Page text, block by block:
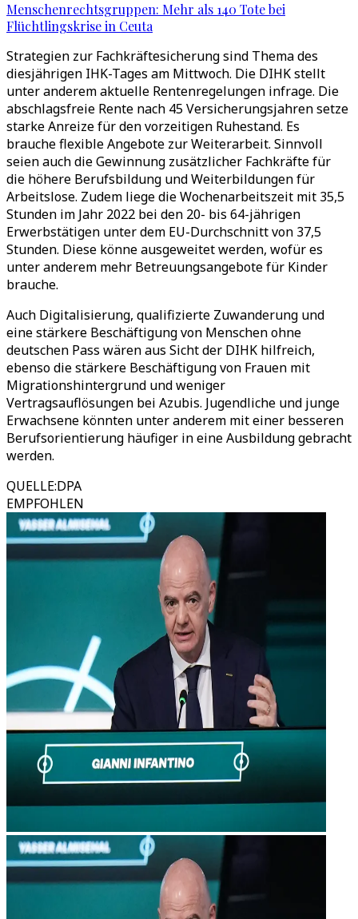
Menschenrechtsgruppen: Mehr als 140 Tote bei
Flüchtlingskrise in Ceuta
Strategien zur Fachkräftesicherung sind Thema des
diesjährigen IHK-Tages am Mittwoch. Die DIHK stellt
unter anderem aktuelle Rentenregelungen infrage. Die
abschlagsfreie Rente nach 45 Versicherungsjahren setze
starke Anreize für den vorzeitigen Ruhestand. Es
brauche flexible Angebote zur Weiterarbeit. Sinnvoll
seien auch die Gewinnung zusätzlicher Fachkräfte für
die höhere Berufsbildung und Weiterbildungen für
Arbeitslose. Zudem liege die Wochenarbeitszeit mit 35,5
Stunden im Jahr 2022 bei den 20- bis 64-jährigen
Erwerbstätigen unter dem EU-Durchschnitt von 37,5
Stunden. Diese könne ausgeweitet werden, wofür es
unter anderem mehr Betreuungsangebote für Kinder
brauche.
Auch Digitalisierung, qualifizierte Zuwanderung und
eine stärkere Beschäftigung von Menschen ohne
deutschen Pass wären aus Sicht der DIHK hilfreich,
ebenso die stärkere Beschäftigung von Frauen mit
Migrationshintergrund und weniger
Vertragsauflösungen bei Azubis. Jugendliche und junge
Erwachsene könnten unter anderem mit einer besseren
Berufsorientierung häufiger in eine Ausbildung gebracht
werden.
QUELLE:DPA
EMPFOHLEN